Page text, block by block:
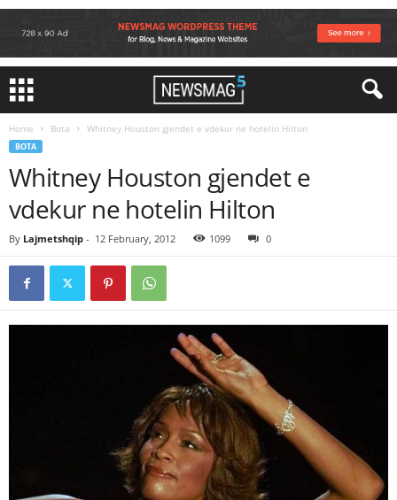
Home Bota Whitney Houston gjendet e vdekur ne hotelin Hilton
BOTA
Whitney Houston gjendet e
vdekur ne hotelin Hilton
By Lajmetshqip - 12 February, 2012 1099 0